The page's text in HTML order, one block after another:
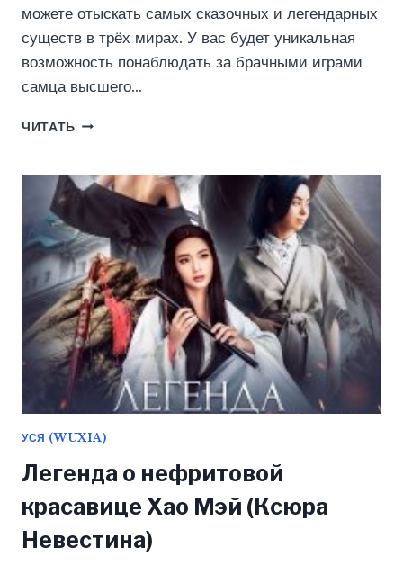
можете отыскать самых сказочных и легендарных
существ в трёх мирах. У вас будет уникальная
возможность понаблюдать за брачными играми
самца высшего…
ЧИТАТЬ ОСОБЕННОСТИ
(ДЖЕЙД
ДЭВЛИН)
УСЯ (WUXIA)
Легенда о нефритовой
красавице Хао Мэй (Ксюра
Невестина)